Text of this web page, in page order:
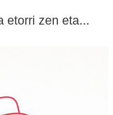
etorri zen eta...